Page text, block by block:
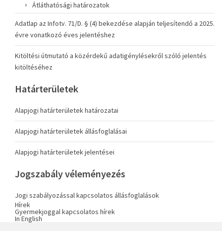
Átláthatósági határozatok
Adatlap az Infotv. 71/D. § (4) bekezdése alapján teljesítendő a 2025.
évre vonatkozó éves jelentéshez
Kitöltési útmutató a közérdekű adatigénylésekről szóló jelentés
kitöltéséhez
Határterületek
Alapjogi határterületek határozatai
Alapjogi határterületek állásfoglalásai
Alapjogi határterületek jelentései
Jogszabály véleményezés
Jogi szabályozással kapcsolatos állásfoglalások
Hírek
Gyermekjoggal kapcsolatos hírek
In English